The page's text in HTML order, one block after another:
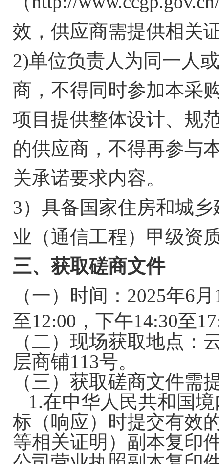
效，供应商需提供相关
2)单位负责人为同一人
商，不得同时参加本采
项目提供整体设计、规
的供应商，不得再参与
关承诺要求内容。
3）具备国家住房和城
业（通信工程）甲级资
三、 获取磋商文件
（一）时间： 2025年6月
至12:00，下午14:30至
（二）现场获取地点：
层商铺113号。
（ 三 ）获取磋商文件需
1.在中华人民共和国
标（响应）时提交有效
等相关证明）副本复印